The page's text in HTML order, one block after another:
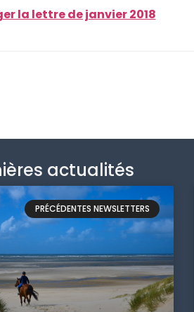
la lettre de janvier 2018
actualités
PRÉCÉDENTES NEWSLETTERS